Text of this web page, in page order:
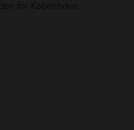
for København.